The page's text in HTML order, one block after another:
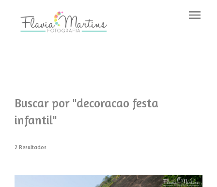
menu
Buscar por "decoracao festa
infantil"
2 Resultados